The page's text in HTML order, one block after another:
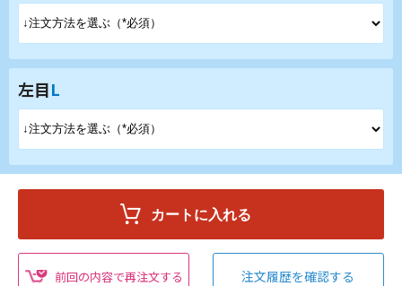
左目L
前回の内容で再注文する 注文履歴を確認する